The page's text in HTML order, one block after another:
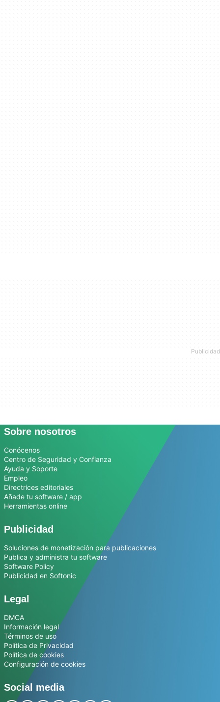
Sobre nosotros
Conócenos
Centro de Seguridad y Confianza
Ayuda y Soporte
Empleo
Directrices editoriales
Añade tu software / app
Herramientas online
Publicidad
Soluciones de monetización para publicaciones
Publica y administra tu software
Software Policy
Publicidad en Softonic
Legal
DMCA
Información legal
Términos de uso
Política de Privacidad
Política de cookies
Configuración de cookies
Social media